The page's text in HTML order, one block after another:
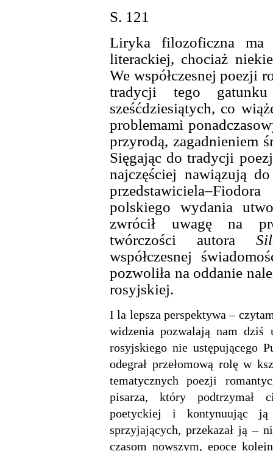
S. 121
Liryka filozoficzna ma
literackiej, chociaż
We współczesnej poezji
tradycji tego
sześćdziesiątych, co
problemami
przyrodą, zagadnieniem
Sięgając do tradycji
najczęściej nawiązują
polskiego wydania
zwrócił uwagę na
twórczości autora
współczesnej
pozwoliła na oddanie
rosyjskiej.
I la lepsza perspektywa –
widzenia pozwalają nam dziś
rosyjskiego nie ustępującego
odegrał przełomową rolę w
tematycznych poezji
pisarza, który podtrzymał
poetyckiej i kontynuując
sprzyjających, przekazał ją –
czasom nowszym, epoce